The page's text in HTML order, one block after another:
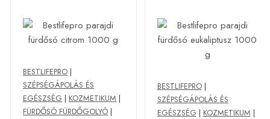
BESTLIFEPRO |
SZÉPSÉGÁPOLÁS ÉS
EGÉSZSÉG | KOZMETIKUM |
FÜRDŐSÓ FÜRDŐGOLYÓ |
BESTLIFEPRO|
SZÉPSÉGÁPOLÁS ÉS
EGÉSZSÉG | KOZMETIKUM |